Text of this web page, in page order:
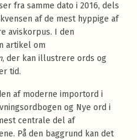
fra samme dato i 2016, dels
af de mest hyppige af
aviskorpus. I den
artikel om
, der kan illustrere ords og
tid.
af moderne importord i
og Nye ord i
centrale del af
På den baggrund kan det